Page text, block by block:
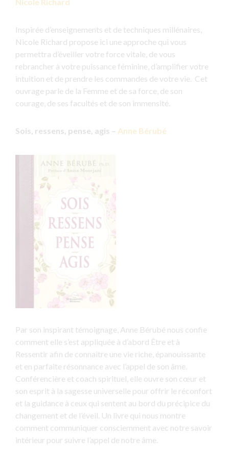
Inspirée d’enseignements et de techniques millénaires,
Nicole Richard propose ici une approche qui vous
permettra d’éveiller votre force vitale, de vous
rebrancher à votre puissance féminine, d’amplifier votre
intuition et de prendre les commandes de votre vie. Cet
ouvrage parle de la Femme et de sa force, de son
courage, de ses facultés et de son immensité.
Sois, ressens, pense, agis – Anne Bérubé
Par son inspirant témoignage, Anne Bérubé nous confie
comment elle s’est appliquée à d’abord Être et à
Ressentir afin de connaître une vie riche, épanouissante
et en parfaite résonnance avec l’appel de son âme.
Conférencière et coach spirituel, elle ouvre son cœur et
son esprit à la sagesse universelle pour offrir le réconfort
et la guidance à ceux qui sentent au bord du précipice du
changement et de l’éveil. Un livre qui nous montre
comment communiquer consciemment avec notre savoir
intérieur pour suivre l’appel de notre âme.